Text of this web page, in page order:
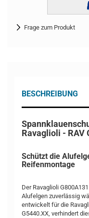
Frage zum Produkt
BESCHREIBUNG
Ravaglioli - RAV
Schützt die
Reifenmontage
Der Ravaglioli
Alufelgen zuverlässig
entwickelt für die
G5440.XX, verhindert